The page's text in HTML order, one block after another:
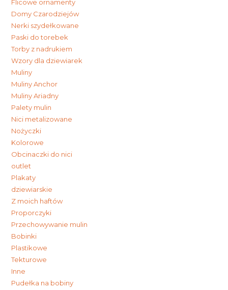
Flicowe ornamenty
Domy Czarodziejów
Nerki szydełkowane
Paski do torebek
Torby z nadrukiem
Wzory dla dziewiarek
Muliny
Muliny Anchor
Muliny Ariadny
Palety mulin
Nici metalizowane
Nożyczki
Kolorowe
Obcinaczki do nici
outlet
Plakaty
dziewiarskie
Z moich haftów
Proporczyki
Przechowywanie mulin
Bobinki
Plastikowe
Tekturowe
Inne
Pudełka na bobiny